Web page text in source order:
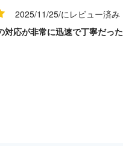
2025/11/25/にレビュー済み
対応が非常に迅速で丁寧だった